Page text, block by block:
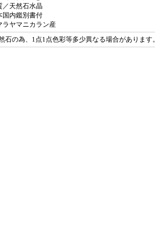
／天然石水晶
国内鑑別書付
ラヤマニカラン産
石の為、1点1点色彩等多少異なる場合があります